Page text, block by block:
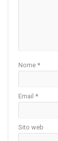
Nome *
Email *
Sito web